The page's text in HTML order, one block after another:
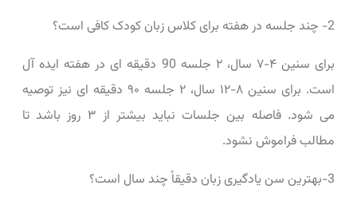
2- چند جلسه در هفته برای کلاس زبان کودک کافی است؟
برای سنین ۴-۷ سال، ۲ جلسه 90 دقیقه ‌ای در هفته ایده‌ آل
است. برای سنین ۸-۱۲ سال، ۲ جلسه ۹۰ دقیقه ‌ای نیز توصیه
می ‌شود. فاصله بین جلسات نباید بیشتر از ۳ روز باشد تا
مطالب فراموش نشود.
3-بهترین سن یادگیری زبان دقیقاً چند سال است؟